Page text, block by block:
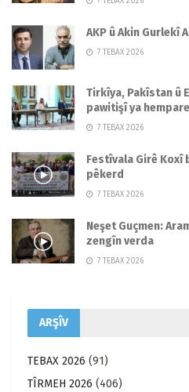
AKP û Akin Gurlekî
7 TEBAX 2026
Tirkîya, Pakîstan û
pawitişî ya
7 TEBAX 2026
Festîvala Girê Koxî
pêkerd
7 TEBAX 2026
Neşet Guçmen:
zengîn verda
7 TEBAX 2026
ARŞÎV
TEBAX 2026 (91)
TÎRMEH 2026 (406)